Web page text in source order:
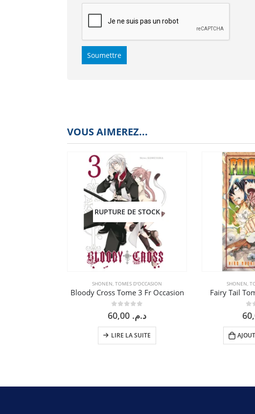
VOUS AIMEREZ...
RUPTURE DE STOCK
SHONEN, TOMES D'OCCASION
Bloody Cross Tome 3 Fr Occasion
0sur 5د.م.
LIRE LA SUITE
SHONEN,
Fairy Tail
0